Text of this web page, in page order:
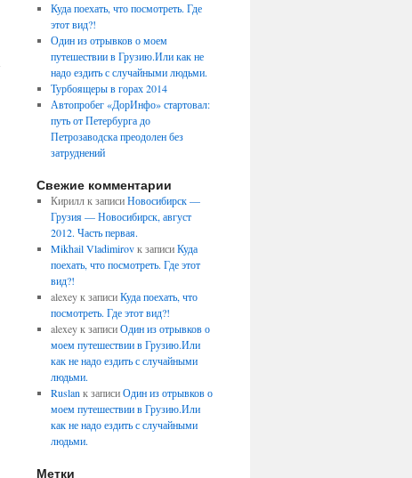
Куда поехать, что посмотреть. Где
этот вид?!
Один из отрывков о моем
путешествии в Грузию.Или как не
надо ездить с случайными людьми.
Турбоящеры в горах 2014
Автопробег «ДорИнфо» стартовал:
путь от Петербурга до
Петрозаводска преодолен без
затруднений
Свежие комментарии
Кириллк записиНовосибирск —
Грузия — Новосибирск, август
2012. Часть первая.
Mikhail Vladimirovк записиКуда
поехать, что посмотреть. Где этот
вид?!
alexeyк записиКуда поехать, что
посмотреть. Где этот вид?!
alexeyк записиОдин из отрывков о
моем путешествии в Грузию.Или
как не надо ездить с случайными
людьми.
Ruslan к записиОдин из отрывков о
моем путешествии в Грузию.Или
как не надо ездить с случайными
людьми.
Метки